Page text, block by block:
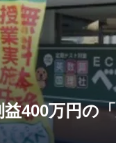
400万円の